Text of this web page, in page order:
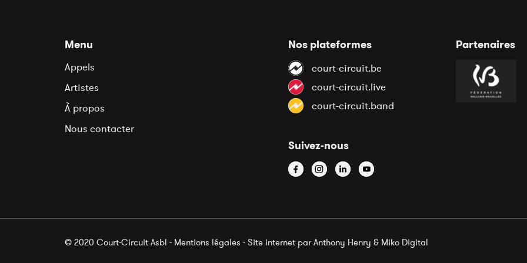
Menu
Appels
Artistes
À propos
Nous contacter
Nos plateformes
court-circuit.be
court-circuit.live
court-circuit.band
Suivez-nous
Partenaires
© 2020 Court-Circuit Asbl - Mentions légales - Site internet par Anthony Henry & Miko Digital